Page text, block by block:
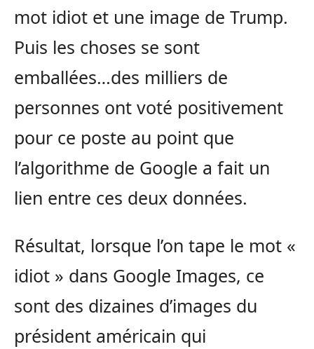
mot idiot et une image de Trump.
Puis les choses se sont
emballées…des milliers de
personnes ont voté positivement
pour ce poste au point que
l’algorithme de Google a fait un
lien entre ces deux données.
Résultat, lorsque l’on tape le mot «
idiot » dans Google Images, ce
sont des dizaines d’images du
président américain qui